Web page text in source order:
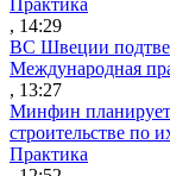
, 14:29
ВС Швеции
Международная
, 13:27
Минфин планирует
строительстве по
Практика